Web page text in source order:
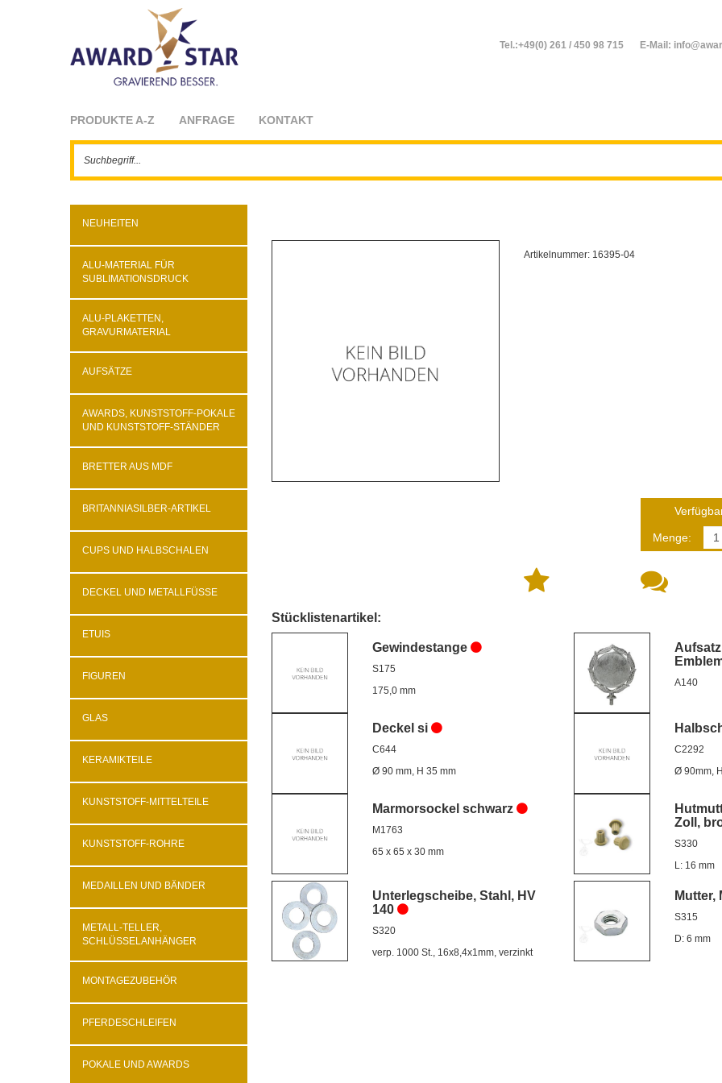
Tel.:+49(0) 261 / 450 98 715 E-Mail:
PRODUKTE A-Z ANFRAGE KONTAKT
NEUHEITEN
ALU-MATERIAL FÜR
SUBLIMATIONSDRUCK
ALU-PLAKETTEN,
GRAVURMATERIAL
AUFSÄTZE
AWARDS, KUNSTSTOFF-POKALE
UND KUNSTSTOFF-STÄNDER
BRETTER AUS MDF
BRITANNIASILBER-ARTIKEL
CUPS UND HALBSCHALEN
DECKEL UND METALLFÜSSE
ETUIS
FIGUREN
GLAS
KERAMIKTEILE
KUNSTSTOFF-MITTELTEILE
KUNSTSTOFF-ROHRE
MEDAILLEN UND BÄNDER
METALL-TELLER,
SCHLÜSSELANHÄNGER
MONTAGEZUBEHÖR
PFERDESCHLEIFEN
POKALE UND AWARDS
Artikelnummer: 16395-04
Menge:
Stücklistenartikel:
Gewindestange
S175
175,0 mm
A140
Deckel si
C644
Ø 90 mm, H 35 mm
C2292
Ø 90mm,
Marmorsockel schwarz
M1763
65 x 65 x 30 mm
Zoll,
S330
L: 16 mm
Unterlegscheibe, Stahl, HV
140
S320
verp. 1000 St., 16x8,4x1mm, verzinkt
Mutter,
S315
D: 6 mm